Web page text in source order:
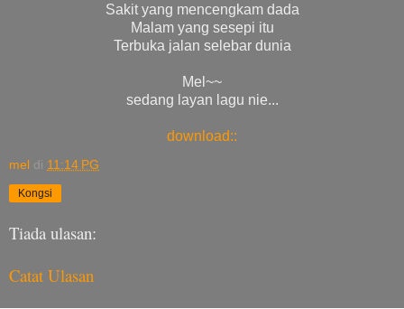
Sakit yang mencengkam dada
Malam yang sesepi itu
Terbuka jalan selebar dunia
Mel~~
sedang layan lagu nie...
download::
mel di 11:14 PG
Kongsi
Tiada ulasan:
Catat Ulasan